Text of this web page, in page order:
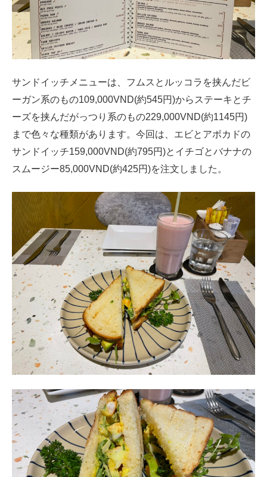
サンドイッチメニューは、フムスとルッコラを挟んだビ
ーガン系のもの109,000VND(約545円)からステーキとチ
ーズを挟んだがっつり系のもの229,000VND(約1145円)
まで色々な種類があります。今回は、エビとアボカドの
サンドイッチ159,000VND(約795円)とイチゴとバナナの
スムージー85,000VND(約425円)を注文しました。